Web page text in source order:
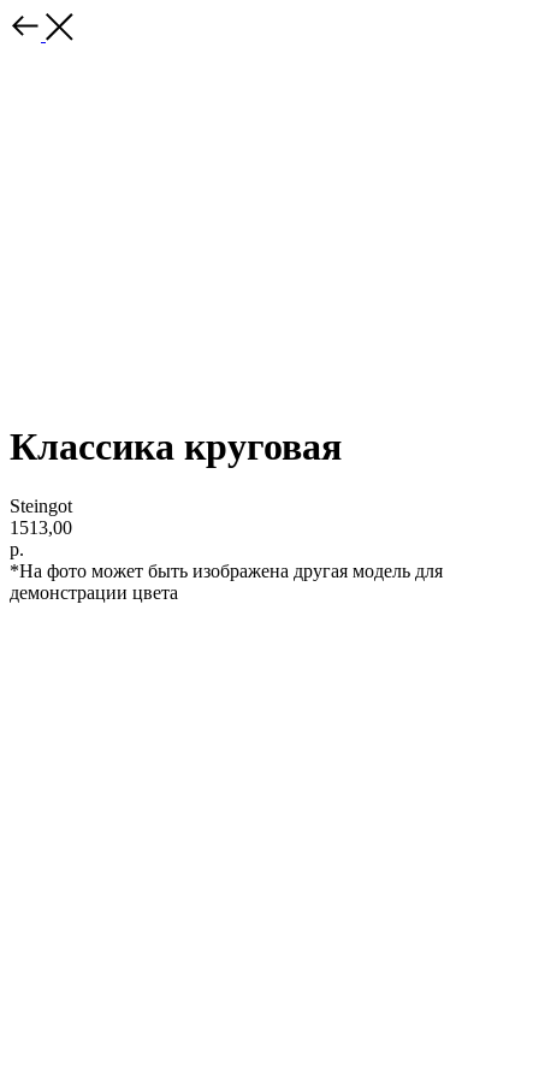
Классика круговая
Steingot
1513,00
р.
*На фото может быть изображена другая модель для
демонстрации цвета